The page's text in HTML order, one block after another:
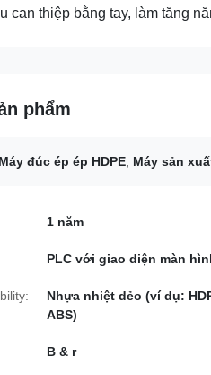
can thiệp bằng tay, làm tăng
phẩm
Máy đúc ép ép HDPE Máy sản
1 năm
PLC với giao diện màn
Nhựa nhiệt dẻo (ví dụ:
ABS)
B & r